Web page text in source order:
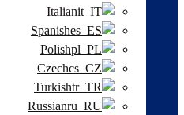
Italian
Spanish
Polish
Czech
Turkish
Russian